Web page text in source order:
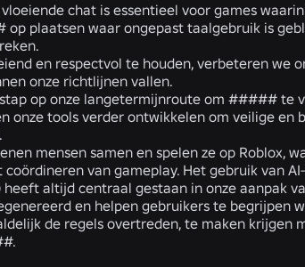
chat is essentieel voor games
op plaatsen waar ongepast taalgebruik is
en respectvol te houden, verbeteren
onze richtlijnen vallen.
op onze langetermijnroute om ##### te
onze tools verder ontwikkelen om veilige
mensen samen en spelen ze op Roblox,
coördineren van gameplay. Het gebruik van
altijd centraal gestaan in onze aanpak
en helpen gebruikers te begrijpen
de regels overtreden, te maken krijgen